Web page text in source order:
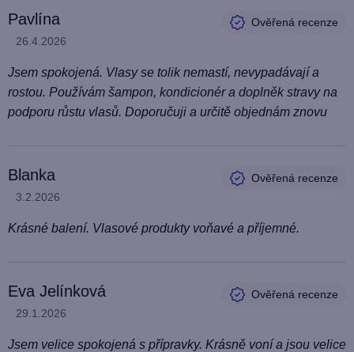
ý
p
i
s
h
n
o
c
í
Pavlína
Hodnocení produktu je 5 z 5 hvězdiček.
26.4.2026
Jsem spokojená. Vlasy se tolik nemastí, nevypadávají a
rostou. Používám šampon, kondicionér a doplněk stravy na
podporu růstu vlasů. Doporučuji a určitě objednám znovu
Blanka
Hodnocení produktu je 5 z 5 hvězdiček.
3.2.2026
Krásné balení. Vlasové produkty voňavé a příjemné.
Eva Jelínková
Hodnocení produktu je 5 z 5 hvězdiček.
29.1.2026
Jsem velice spokojená s přípravky. Krásně voní a jsou velice